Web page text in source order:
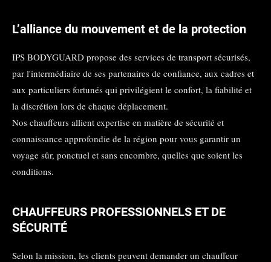
L’alliance du mouvement et de la protection
IPS BODYGUARD propose des services de transport sécurisés,
par l'intermédiaire de ses partenaires de confiance, aux cadres et
aux particuliers fortunés qui privilégient le confort, la fiabilité et
la discrétion lors de chaque déplacement.
Nos chauffeurs allient expertise en matière de sécurité et
connaissance approfondie de la région pour vous garantir un
voyage sûr, ponctuel et sans encombre, quelles que soient les
conditions.
CHAUFFEURS PROFESSIONNELS ET DE
SÉCURITÉ
Selon la mission, les clients peuvent demander un chauffeur